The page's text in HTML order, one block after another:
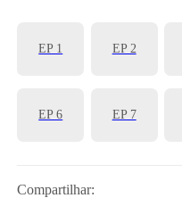
EP 1 EP 2
EP 6 EP 7
Compartilhar: